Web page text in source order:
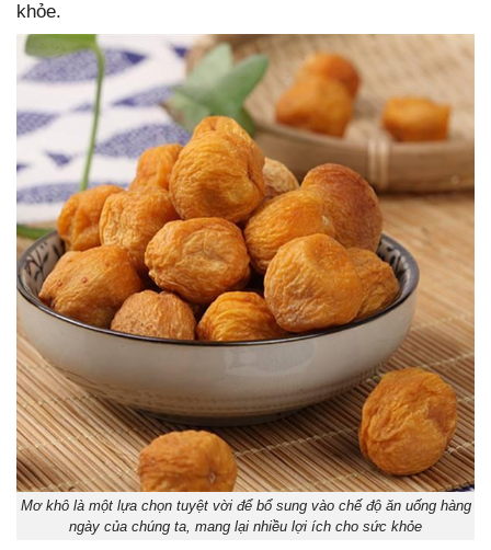
khỏe.
Mơ khô là một lựa chọn tuyệt vời để bổ sung vào chế độ ăn uống hàng
ngày của chúng ta, mang lại nhiều lợi ích cho sức khỏe